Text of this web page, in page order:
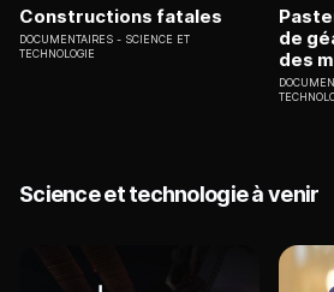
Constructions fatales
DOCUMENTAIRES
SCIENCE ET
TECHNOLOGIE
de
des
Science et technologie à venir